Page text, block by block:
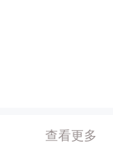
查看更多